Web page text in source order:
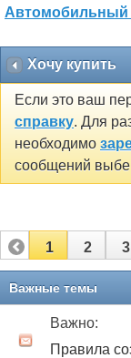
Автомобильный
Хочу купить
Если это ваш
справку. Для
необходимо
сообщений
1 2 3
11
Важные темы
Важно:
Правила